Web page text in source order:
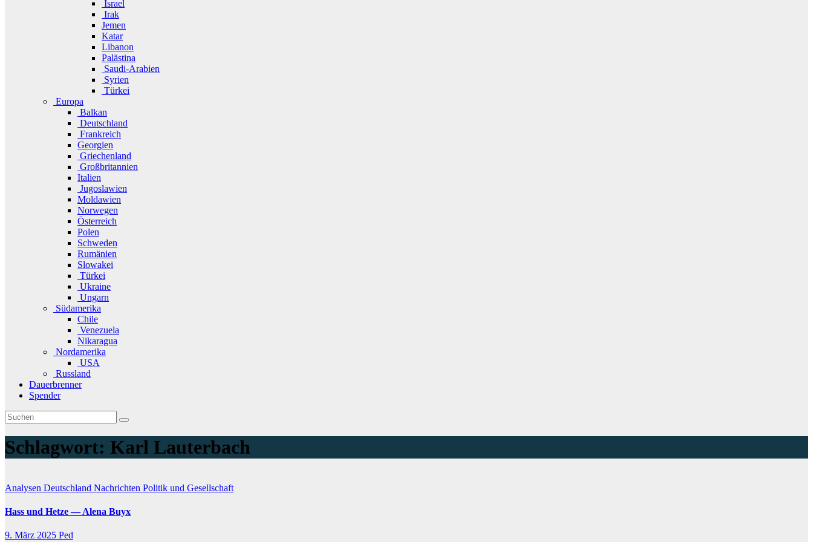
Israel
Irak
Jemen
Katar
Libanon
Palästina
Saudi-Arabien
Syrien
Türkei
Europa
Balkan
Deutschland
Frankreich
Georgien
Griechenland
Großbritannien
Italien
Jugoslawien
Moldawien
Norwegen
Österreich
Polen
Schweden
Rumänien
Slowakei
Türkei
Ukraine
Ungarn
Südamerika
Chile
Venezuela
Nikaragua
Nordamerika
USA
Russland
Dauerbrenner
Spender
Schlagwort: Karl Lauterbach
Analysen Deutschland Nachrichten Politik und Gesellschaft
Hass und Hetze — Alena Buyx
9. März 2025 Ped